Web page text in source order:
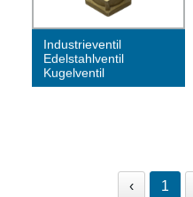
Industrieventil
Edelstahlventil
Kugelventil
‹ 1